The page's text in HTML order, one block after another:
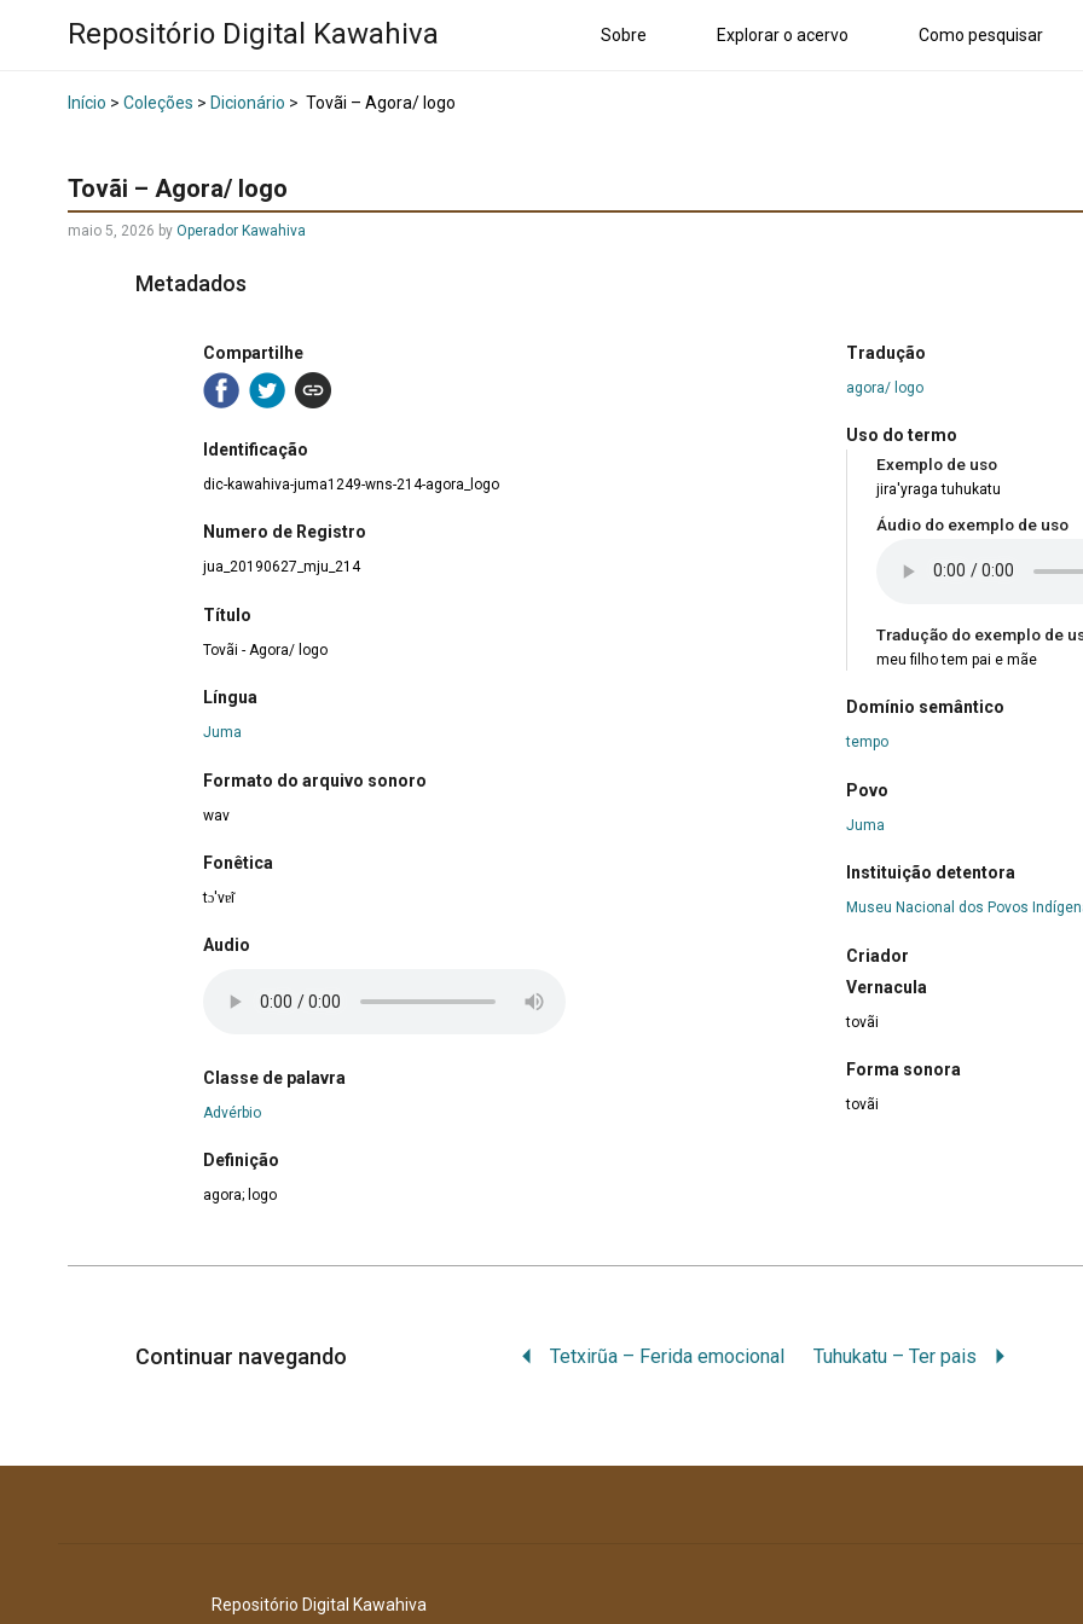
Repositório Digital Kawahiva Sobre Explorar o acervo Como pesquisar
Início > Coleções > Dicionário > Tovãi – Agora/ logo
Tovãi – Agora/ logo
maio 5, 2026 by Operador Kawahiva
Metadados
Compartilhe
Identificação
dic-kawahiva-juma1249-wns-214-agora_logo
Numero de Registro
jua_20190627_mju_214
Título
Tovãi - Agora/ logo
Língua
Juma
Formato do arquivo sonoro
wav
Fonêtica
tɔ'vɐ̃i
Audio
Classe de palavra
Advérbio
Definição
agora; logo
Tradução
agora/ logo
Uso do termo
Exemplo de uso
jira'yraga tuhukatu
Áudio do exemplo de uso
Tradução do exemplo de
meu filho tem pai e mãe
Domínio semântico
tempo
Povo
Juma
Instituição detentora
Museu Nacional dos Povos
Criador
Vernacula
tovãi
Forma sonora
tovãi
Continuar navegando Tetxirũa – Ferida emocional Tuhukatu – Ter pais
Repositório Digital Kawahiva